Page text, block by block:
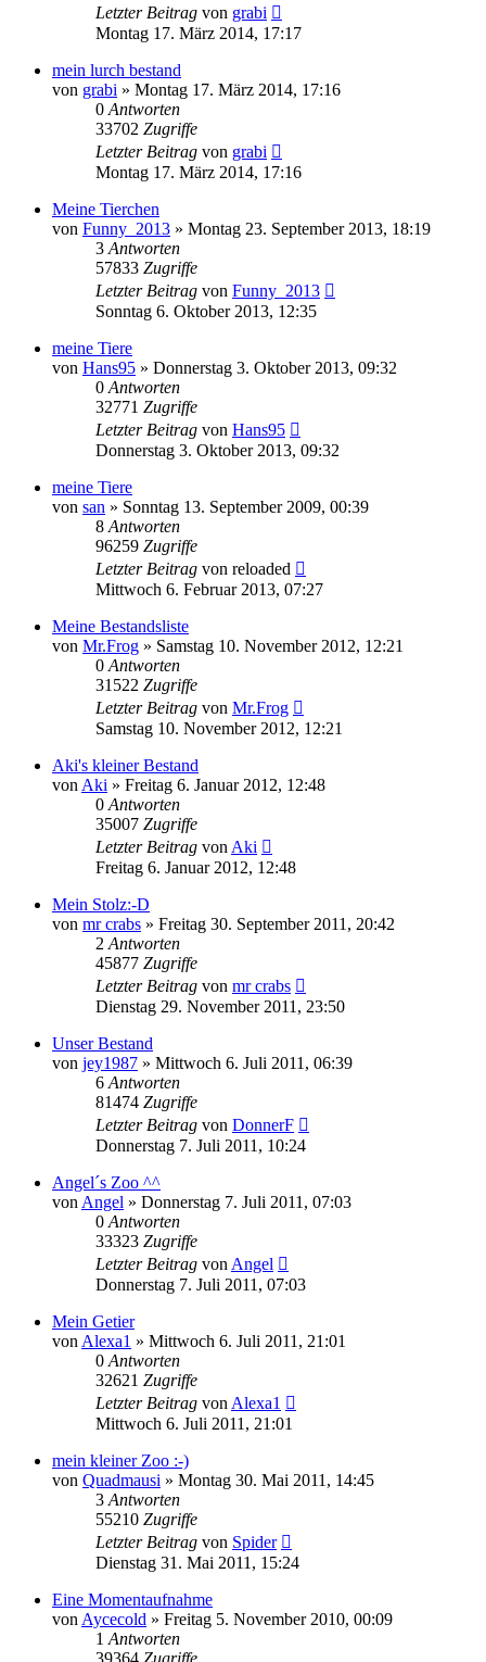
Letzter Beitrag von grabi
Montag 17. März 2014, 17:17
mein lurch bestand
von grabi » Montag 17. März 2014, 17:16
0 Antworten
33702 Zugriffe
Letzter Beitrag von grabi
Montag 17. März 2014, 17:16
Meine Tierchen
von Funny_2013 » Montag 23. September 2013, 18:19
3 Antworten
57833 Zugriffe
Letzter Beitrag von Funny_2013
Sonntag 6. Oktober 2013, 12:35
meine Tiere
von Hans95 » Donnerstag 3. Oktober 2013, 09:32
0 Antworten
32771 Zugriffe
Letzter Beitrag von Hans95
Donnerstag 3. Oktober 2013, 09:32
meine Tiere
von san » Sonntag 13. September 2009, 00:39
8 Antworten
96259 Zugriffe
Letzter Beitrag von reloaded
Mittwoch 6. Februar 2013, 07:27
Meine Bestandsliste
von Mr.Frog » Samstag 10. November 2012, 12:21
0 Antworten
31522 Zugriffe
Letzter Beitrag von Mr.Frog
Samstag 10. November 2012, 12:21
Aki's kleiner Bestand
von Aki » Freitag 6. Januar 2012, 12:48
0 Antworten
35007 Zugriffe
Letzter Beitrag von Aki
Freitag 6. Januar 2012, 12:48
Mein Stolz:-D
von mr crabs » Freitag 30. September 2011, 20:42
2 Antworten
45877 Zugriffe
Letzter Beitrag von mr crabs
Dienstag 29. November 2011, 23:50
Unser Bestand
von jey1987 » Mittwoch 6. Juli 2011, 06:39
6 Antworten
81474 Zugriffe
Letzter Beitrag von DonnerF
Donnerstag 7. Juli 2011, 10:24
Angel´s Zoo ^^
von Angel » Donnerstag 7. Juli 2011, 07:03
0 Antworten
33323 Zugriffe
Letzter Beitrag von Angel
Donnerstag 7. Juli 2011, 07:03
Mein Getier
von Alexa1 » Mittwoch 6. Juli 2011, 21:01
0 Antworten
32621 Zugriffe
Letzter Beitrag von Alexa1
Mittwoch 6. Juli 2011, 21:01
mein kleiner Zoo :-)
von Quadmausi » Montag 30. Mai 2011, 14:45
3 Antworten
55210 Zugriffe
Letzter Beitrag von Spider
Dienstag 31. Mai 2011, 15:24
Eine Momentaufnahme
von Aycecold » Freitag 5. November 2010, 00:09
1 Antworten
39364 Zugriffe